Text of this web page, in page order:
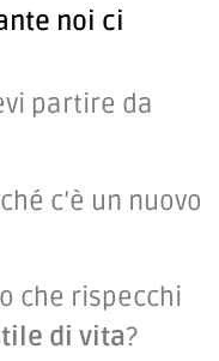
noi ci
partire da
c’è un nuovo
che rispecchi
di vita?